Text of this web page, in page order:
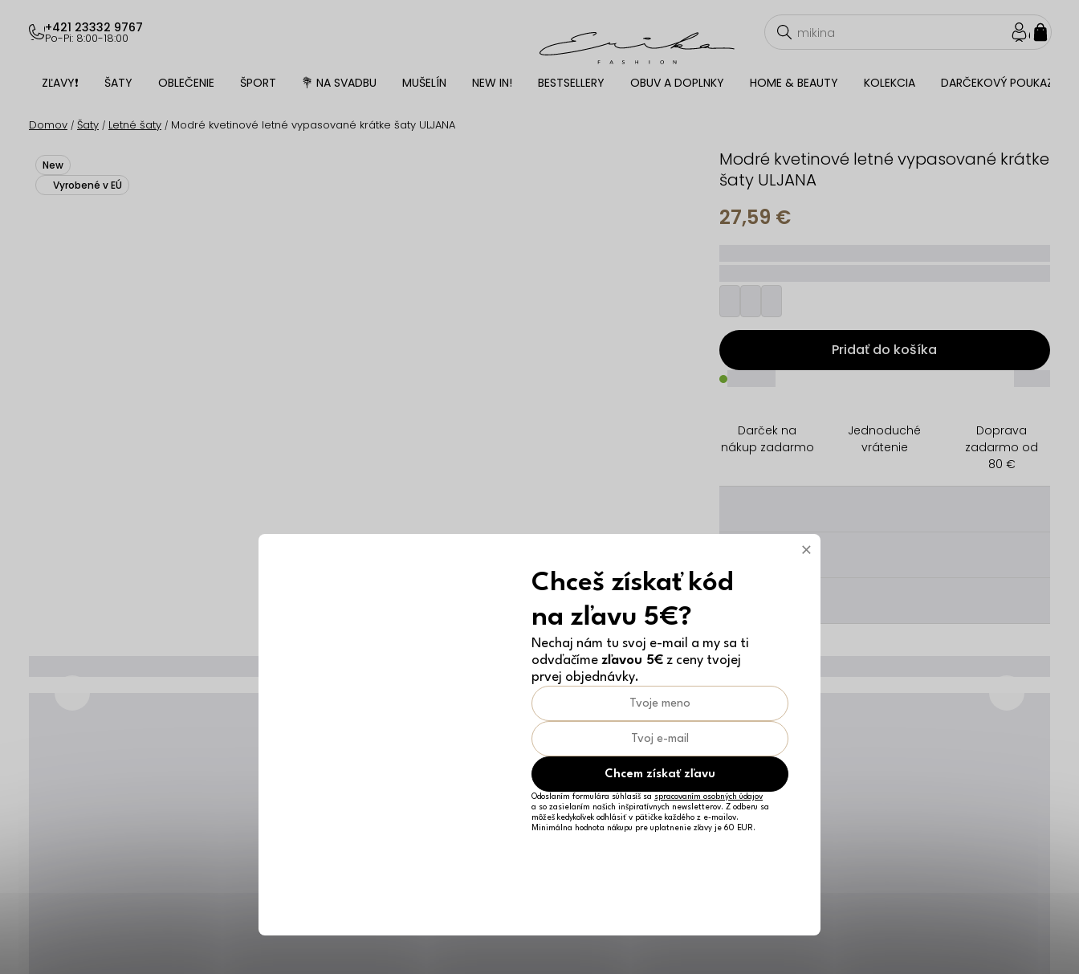
obsah
+421 23332 9767
Po-Pi: 8:00-18:00
ZĽAVY❗ ŠATY OBLEČENIE ŠPORT 💐 NA SVADBU MUŠELÍN NEW IN! BESTSELLERY OBUV A DOPLNKY HOME & BEAUTY KOLEKCIA DARČEKOVÝ POUKAZ
Domov / Šaty / Letné šaty / Modré kvetinové letné vypasované krátke šaty ULJANA
Modré kvetinové letné vypasované krátke
šaty ULJANA
New
Vyrobené v EÚ
27,59 €
Pridať do košíka
_____
Darček na
nákup zadarmo
Jednoduché
vrátenie
Doprava
zadarmo od
80 €
________×
Chceš získať kód
na zľavu 5€?
Nechaj nám tu svoj e-mail a my sa ti
odvďačíme zľavou 5€ z ceny tvojej
prvej objednávky.
Chcem získať zľavu
Odoslaním formulára súhlasíš sa spracovaním osobných údajov
a so zasielaním našich inšpiratívnych newsletterov. Z odberu sa
môžeš kedykoľvek odhlásiť v pätičke každého z e-mailov.
Minimálna hodnota nákupu pre uplatnenie zľavy je 60 EUR.